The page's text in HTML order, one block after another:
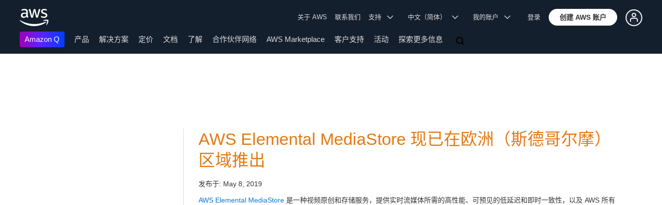
关于 AWS 联系我们 支持 中文（简体） 我的账户 登录 创建 AWS 账户
Amazon Q 产品 解决方案 定价 文档 了解 合作伙伴网络 AWS Marketplace 客户支持 活动 探索更多信息
AWS Elemental MediaStore 现已在欧洲（斯德哥尔摩）
区域推出
发布于: May 8, 2019
AWS Elemental MediaStore 是一种视频原创和存储服务，提供实时流媒体所需的高性能、可预见的低延迟和即时一致性，以及 AWS 所有